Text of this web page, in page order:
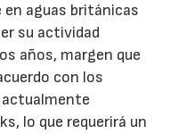
aguas británicas
su actividad
años, margen que
con los
actualmente
lo que requerirá un